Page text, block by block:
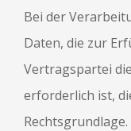
Bei der
Daten, die zur
Vertragspartei
erforderlich ist,